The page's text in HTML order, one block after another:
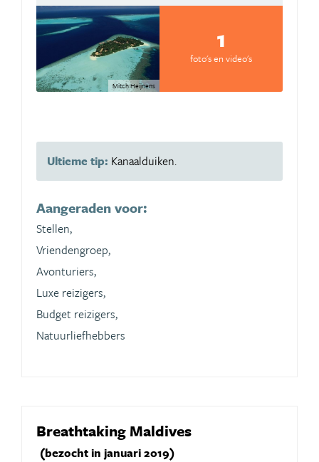
Mitch Heijnens
1
foto's en video's
Ultieme tip: Kanaalduiken.
Aangeraden voor:
Stellen,
Vriendengroep,
Avonturiers,
Luxe reizigers,
Budget reizigers,
Natuurliefhebbers
Breathtaking Maldives
(bezocht in januari 2019)